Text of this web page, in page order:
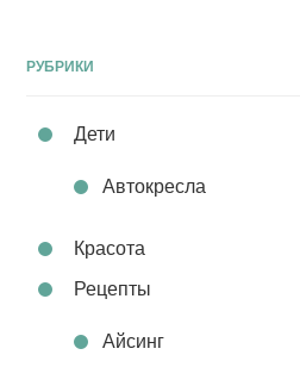
РУБРИКИ
Дети
Автокресла
Красота
Рецепты
Айсинг